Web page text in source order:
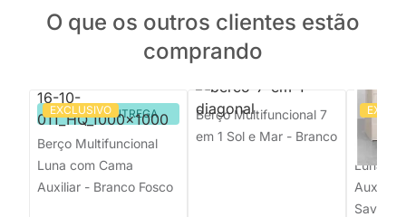
O que os outros clientes estão
comprando
EXCLUSIVO
PRONTA ENTREGA
Berço Multifuncional
Luna com Cama
Auxiliar - Branco Fosco
Berço Multifuncional 7
em 1 Sol e Mar - Branco
Berço
Luna
Auxiliar
Savana